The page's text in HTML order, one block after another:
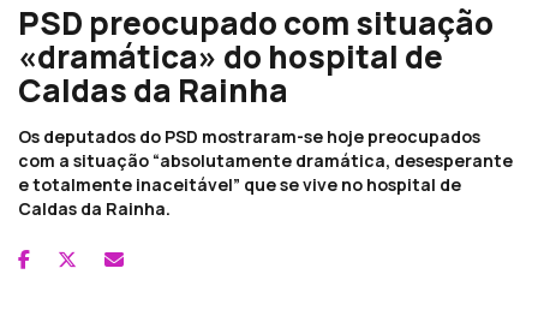
PSD preocupado com situação
«dramática» do hospital de
Caldas da Rainha
Os deputados do PSD mostraram-se hoje preocupados
com a situação “absolutamente dramática, desesperante
e totalmente inaceitável” que se vive no hospital de
Caldas da Rainha.